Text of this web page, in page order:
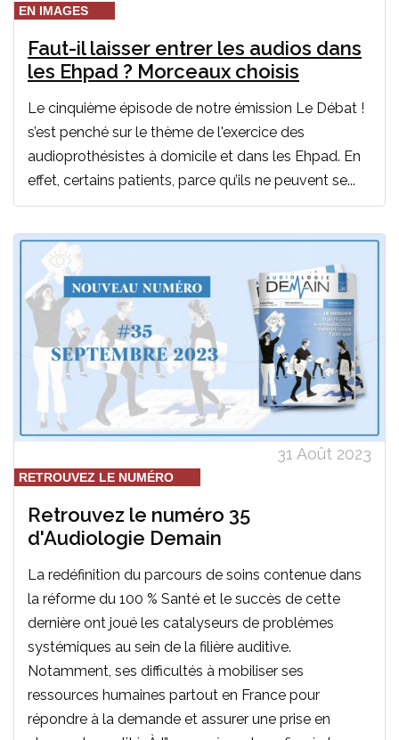
EN IMAGES
Faut-il laisser entrer les audios dans
les Ehpad ? Morceaux choisis
Le cinquième épisode de notre émission Le Débat !
s’est penché sur le thème de l'exercice des
audioprothésistes à domicile et dans les Ehpad. En
effet, certains patients, parce qu’ils ne peuvent se...
31 Août 2023
RETROUVEZ LE NUMÉRO
Retrouvez le numéro 35
d'Audiologie Demain
La redéfinition du parcours de soins contenue dans
la réforme du 100 % Santé et le succès de cette
dernière ont joué les catalyseurs de problèmes
systémiques au sein de la filière auditive.
Notamment, ses difficultés à mobiliser ses
ressources humaines partout en France pour
répondre à la demande et assurer une prise en